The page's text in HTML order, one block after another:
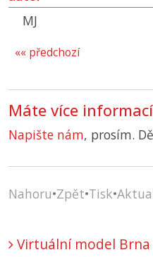
MJ
«« předchozí
Máte více
Napište nám, prosím.
Nahoru•Zpět•Tisk•
Virtuální model Brna